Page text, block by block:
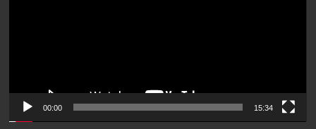
00:00 15:34